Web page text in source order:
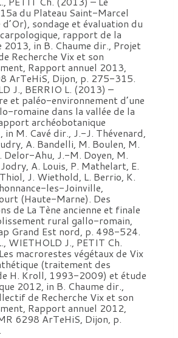
du Plateau Saint-Marcel
sondage et évaluation du
rapport de la
2013, in B. Chaume dir., Projet
Recherche Vix et son
Rapport annuel 2013,
ArTeHiS, Dijon, p. 275-315.
J., BERRIO L. (2013) –
et paléo-environnement d’une
romaine dans la vallée de la
archéobotanique
M. Cavé dir., J.-J. Thévenard,
A. Bandelli, M. Boulen, M.
Delor-Ahu, J.-M. Doyen, M.
A. Louis, P. Mathelart, E.
J. Wiethold, L. Berrio, K.
les-Joinville,
(Haute-Marne). Des
de La Tène ancienne et finale
rural gallo-romain,
Grand Est nord, p. 498-524.
WIETHOLD J., PETIT Ch.
macrorestes végétaux de Vix
(traitement des
H. Kroll, 1993-2009) et étude
2012, in B. Chaume dir.,
de Recherche Vix et son
Rapport annuel 2012,
6298 ArTeHiS, Dijon, p.